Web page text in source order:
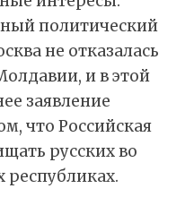
политический
не отказалась
и в этой
заявление
что Российская
русских во
республиках.